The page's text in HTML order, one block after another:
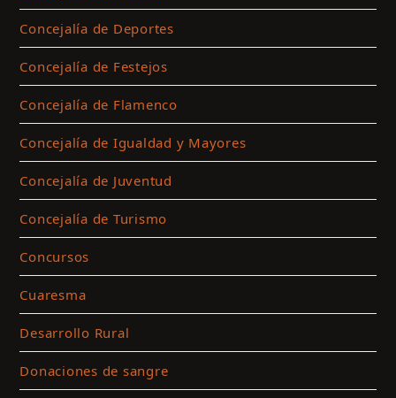
Concejalía de Deportes
Concejalía de Festejos
Concejalía de Flamenco
Concejalía de Igualdad y Mayores
Concejalía de Juventud
Concejalía de Turismo
Concursos
Cuaresma
Desarrollo Rural
Donaciones de sangre